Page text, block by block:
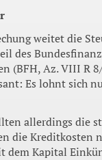
weitet die
des
(BFH, Az. VIII R
Es lohnt sich
allerdings die
die Kre­ditkosten
dem Kapital